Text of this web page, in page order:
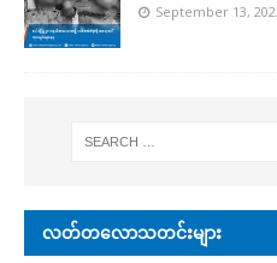
September 13,
လတ်တလောသတင်းများ